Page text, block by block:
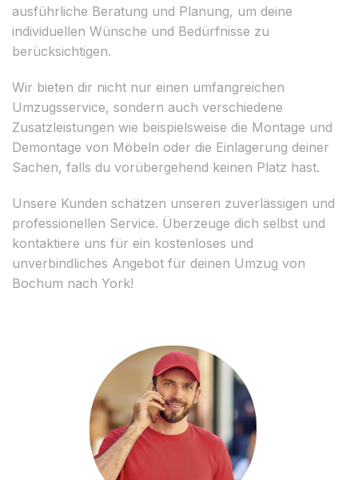
ausführliche Beratung und Planung, um deine
individuellen Wünsche und Bedürfnisse zu
berücksichtigen.
Wir bieten dir nicht nur einen umfangreichen
Umzugsservice, sondern auch verschiedene
Zusatzleistungen wie beispielsweise die Montage und
Demontage von Möbeln oder die Einlagerung deiner
Sachen, falls du vorübergehend keinen Platz hast.
Unsere Kunden schätzen unseren zuverlässigen und
professionellen Service. Überzeuge dich selbst und
kontaktiere uns für ein kostenloses und
unverbindliches Angebot für deinen Umzug von
Bochum nach York!